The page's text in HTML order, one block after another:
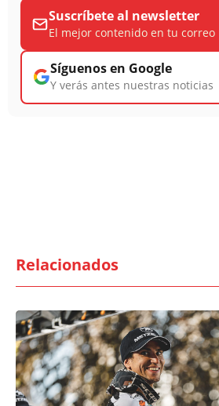
Suscríbete al newsletter
El mejor contenido en tu correo
Síguenos en Google
Y verás antes nuestras noticias
Relacionados